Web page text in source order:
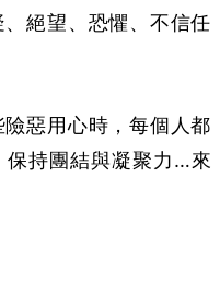
絕望、恐懼、不信任
惡用心時，每個人都
保持團結與凝聚力…來